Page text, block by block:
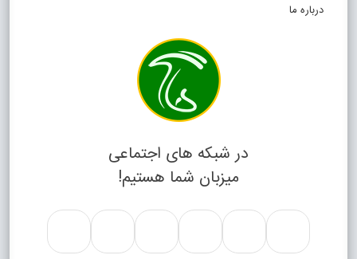
درباره ما
در شبکه های اجتماعی
میزبان شما هستیم!